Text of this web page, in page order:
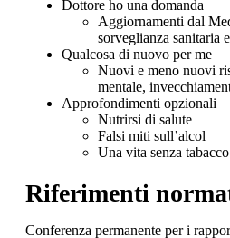
Dottore ho una domanda
Aggiornamenti dal
sorveglianza sanitaria
Qualcosa di nuovo per me
Nuovi e meno nuovi
mentale,
Approfondimenti opzionali
Nutrirsi di salute
Falsi miti sull’alcol
Una vita senza tabacco
Riferimenti
Conferenza permanente per i